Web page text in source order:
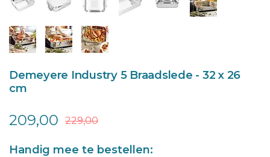
Demeyere Industry 5 Braadslede - 32 x 26
cm
209,00 229,00
Handig mee te bestellen: